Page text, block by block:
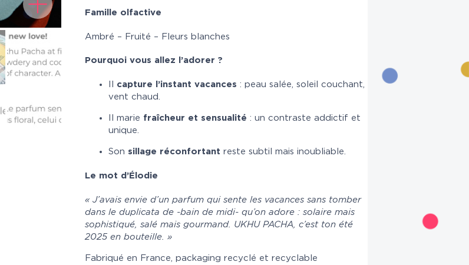
Famille olfactive
Ambré – Fruité – Fleurs blanches
Pourquoi vous allez l’adorer ?
capture l’instant vacances : peau salée, soleil couchant,
vent chaud.
Il marie fraîcheur et sensualité : un contraste addictif et
unique.
Son sillage réconfortant reste subtil mais inoubliable.
Le mot d’Élodie
« J’avais envie d’un parfum qui sente les vacances sans tomber
dans le duplicata de -bain de midi- qu’on adore : solaire mais
sophistiqué, salé mais gourmand. UKHU PACHA, c’est ton été
2025 en bouteille. »
Fabriqué en France, packaging recyclé et recyclable